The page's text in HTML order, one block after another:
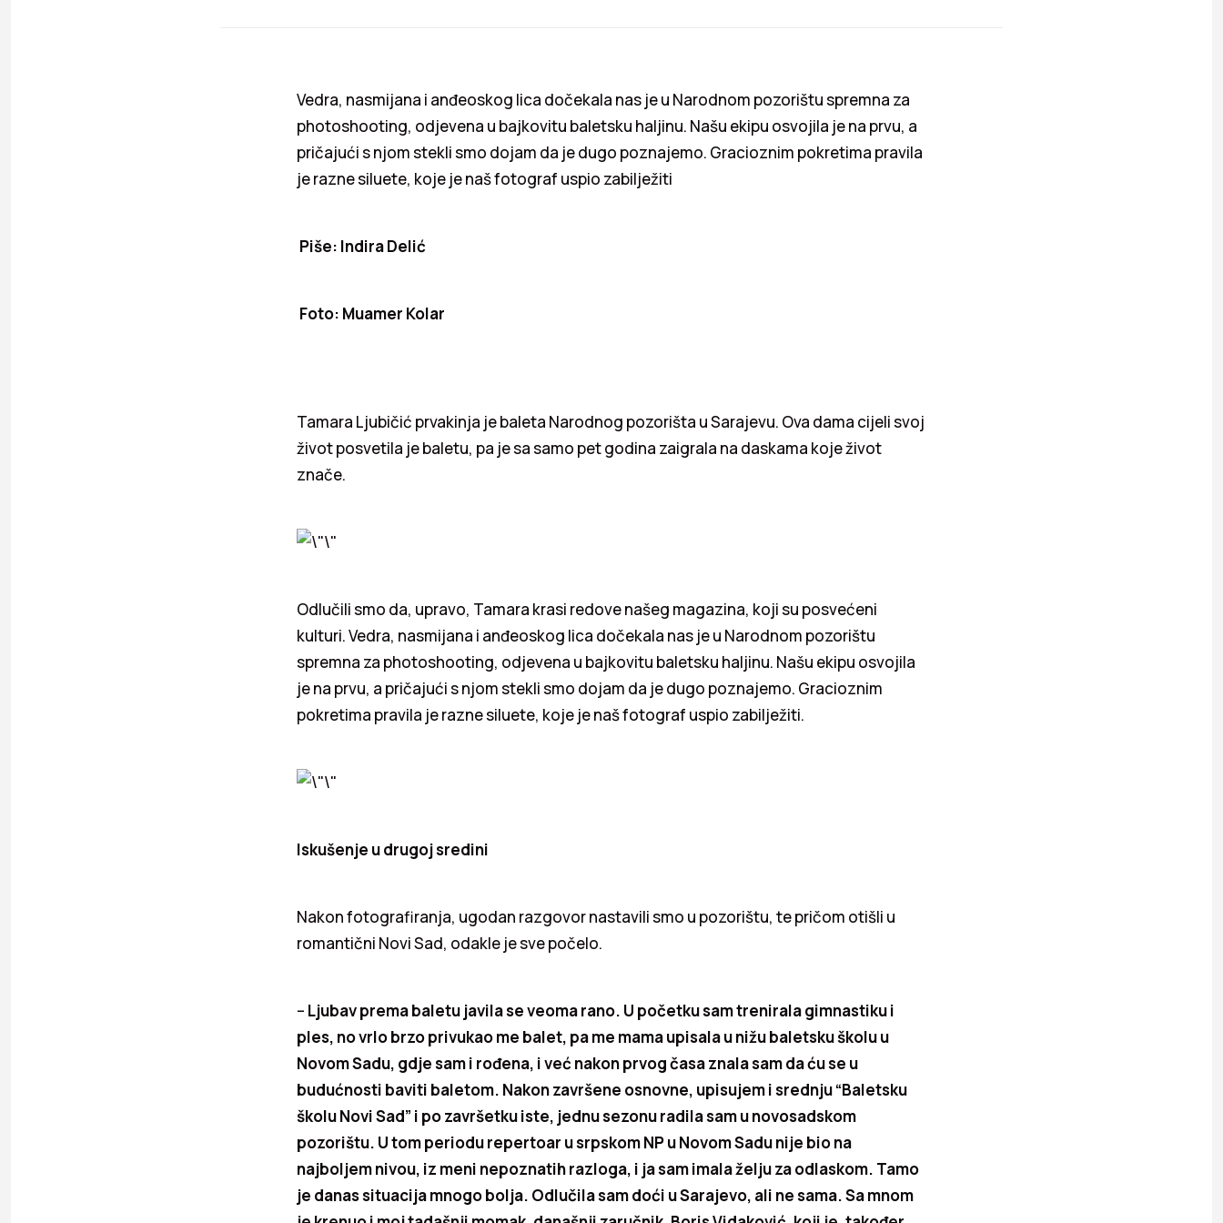
Vedra, nasmijana i anđeoskog lica dočekala nas je u Narodnom pozorištu spremna za
photoshooting, odjevena u bajkovitu baletsku haljinu. Našu ekipu osvojila je na prvu, a
pričajući s njom stekli smo dojam da je dugo poznajemo. Gracioznim pokretima pravila
je razne siluete, koje je naš fotograf uspio zabilježiti
Piše: Indira Delić
Foto: Muamer Kolar
Tamara Ljubičić prvakinja je baleta Narodnog pozorišta u Sarajevu. Ova dama cijeli svoj
život posvetila je baletu, pa je sa samo pet godina zaigrala na daskama koje život
znače.
Odlučili smo da, upravo, Tamara krasi redove našeg magazina, koji su posvećeni
kulturi. Vedra, nasmijana i anđeoskog lica dočekala nas je u Narodnom pozorištu
spremna za photoshooting, odjevena u bajkovitu baletsku haljinu. Našu ekipu osvojila
je na prvu, a pričajući s njom stekli smo dojam da je dugo poznajemo. Gracioznim
pokretima pravila je razne siluete, koje je naš fotograf uspio zabilježiti.
Iskušenje u drugoj sredini
Nakon fotografiranja, ugodan razgovor nastavili smo u pozorištu, te pričom otišli u
romantični Novi Sad, odakle je sve počelo.
– Ljubav prema baletu javila se veoma rano. U početku sam trenirala gimnastiku i
ples, no vrlo brzo privukao me balet, pa me mama upisala u nižu baletsku školu u
Novom Sadu, gdje sam i rođena, i već nakon prvog časa znala sam da ću se u
budućnosti baviti baletom. Nakon završene osnovne, upisujem i srednju “Baletsku
školu Novi Sad” i po završetku iste, jednu sezonu radila sam u novosadskom
pozorištu. U tom periodu repertoar u srpskom NP u Novom Sadu nije bio na
najboljem nivou, iz meni nepoznatih razloga, i ja sam imala želju za odlaskom. Tamo
je danas situacija mnogo bolja. Odlučila sam doći u Sarajevo, ali ne sama. Sa mnom